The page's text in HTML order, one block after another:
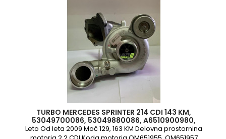
TURBO MERCEDES SPRINTER 214 CDI 143 KM,
53049700086, 53049880086, A6510900980,
A651090638088, A651090638080, A6510906380,
A65109
Leto Od leta 2009 Moč 129, 163 KM Delovna prostornina